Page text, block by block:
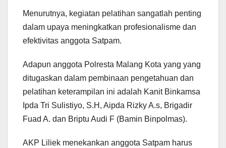
Menurutnya, kegiatan pelatihan sangatlah penting
dalam upaya meningkatkan profesionalisme dan
efektivitas anggota Satpam.
Adapun anggota Polresta Malang Kota yang yang
ditugaskan dalam pembinaan pengetahuan dan
pelatihan keterampilan ini adalah Kanit Binkamsa
Ipda Tri Sulistiyo, S.H, Aipda Rizky A.s, Brigadir
Fuad A. dan Briptu Audi F (Bamin Binpolmas).
AKP Liliek menekankan anggota Satpam harus